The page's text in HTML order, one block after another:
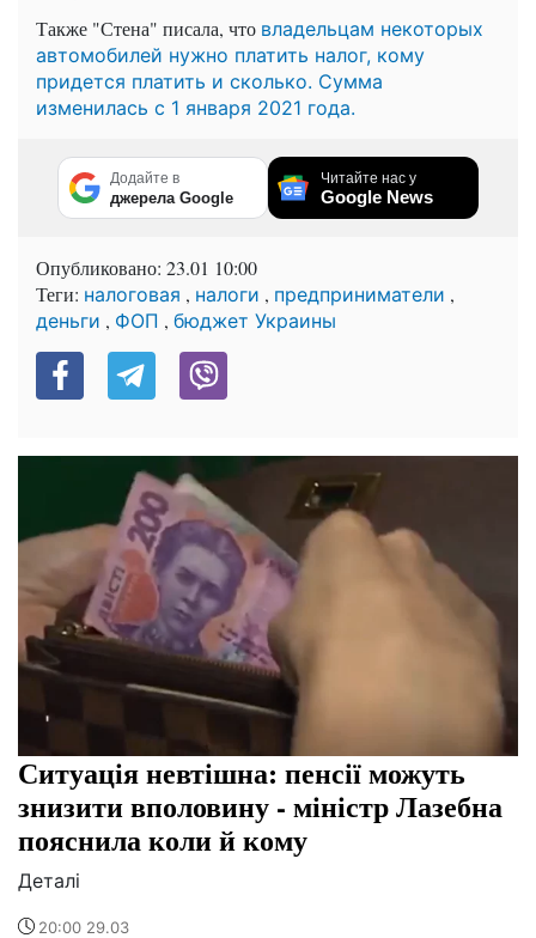
Также "Стена" писала, что владельцам некоторых
автомобилей нужно платить налог, кому
придется платить и сколько. Сумма
изменилась с 1 января 2021 года.
Додайте в
джерела Google
Читайте нас у
Google News
Опубликовано: 23.01 10:00
Теги: налоговая , налоги , предприниматели ,
деньги , ФОП , бюджет Украины
Ситуація невтішна: пенсії можуть
знизити вполовину - міністр Лазебна
пояснила коли й кому
Деталі
20:00 29.03